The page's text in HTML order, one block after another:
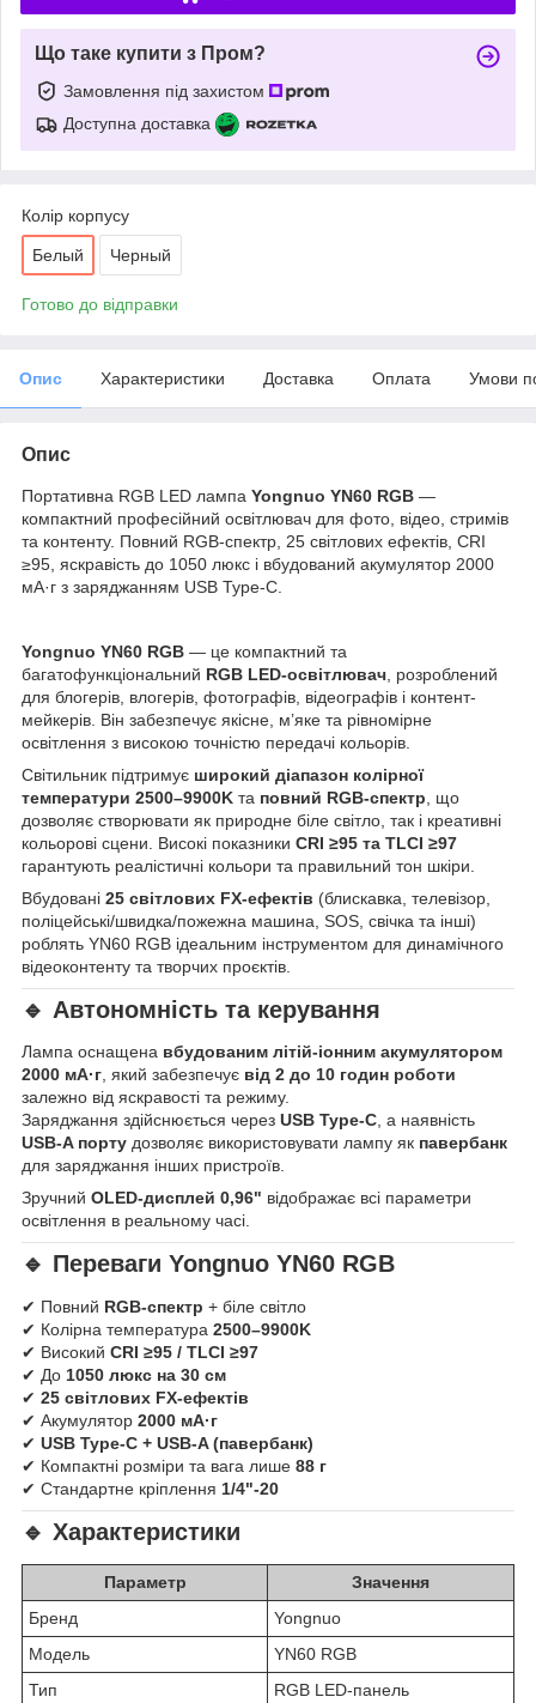
Що таке купити з Пром?
Замовлення під захистом
Доступна доставка
Колір корпусу
Белый Черный
Готово до відправки
Опис Характеристики Доставка Оплата Умови
Опис
Портативна RGB LED лампа Yongnuo YN60 RGB —
компактний професійний освітлювач для фото, відео, стримів
та контенту. Повний RGB-спектр, 25 світлових ефектів, CRI
≥95, яскравість до 1050 люкс і вбудований акумулятор 2000
мА·г з заряджанням USB Type-C.
Yongnuo YN60 RGB — це компактний та
багатофункціональний RGB LED-освітлювач , розроблений
для блогерів, влогерів, фотографів, відеографів і контент-
мейкерів. Він забезпечує якісне, м’яке та рівномірне
освітлення з високою точністю передачі кольорів.
Світильник підтримує широкий діапазон колірної
температури 2500–9900K та повний RGB-спектр , що
дозволяє створювати як природне біле світло, так і креативні
кольорові сцени. Високі показники CRI ≥95 та TLCI ≥97
гарантують реалістичні кольори та правильний тон шкіри.
Вбудовані 25 світлових FX-ефектів (блискавка, телевізор,
поліцейські/швидка/пожежна машина, SOS, свічка та інші)
роблять YN60 RGB ідеальним інструментом для динамічного
відеоконтенту та творчих проєктів.
🔹 Автономність та керування
Лампа оснащена вбудованим літій-іонним акумулятором
2000 мА·г, який забезпечує від 2 до 10 годин роботи
залежно від яскравості та режиму.
Заряджання здійснюється через USB Type-C, а наявність
USB-A порту дозволяє використовувати лампу як павербанк
для заряджання інших пристроїв.
Зручний OLED-дисплей 0,96" відображає всі параметри
освітлення в реальному часі.
🔹 Переваги Yongnuo YN60 RGB
✔ Повний RGB-спектр + біле світло
✔ Колірна температура 2500–9900K
✔ Високий CRI ≥95 / TLCI ≥97
✔ До 1050 люкс на 30 см
✔ 25 світлових FX-ефектів
✔ Акумулятор 2000 мА·г
✔ USB Type-C + USB-A (павербанк)
✔ Компактні розміри та вага лише 88 г
✔ Стандартне кріплення 1/4"-20
🔹 Характеристики
Параметр
Значення
Бренд
Yongnuo
Модель
YN60 RGB
Тип
RGB LED-панель